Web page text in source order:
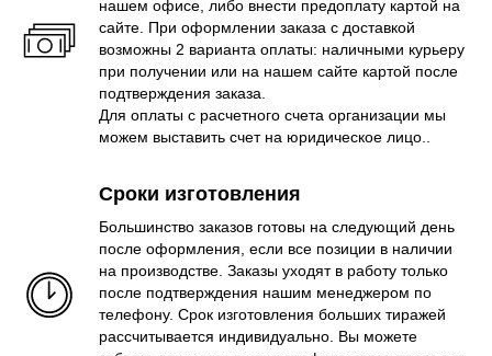
нашем офисе, либо внести предоплату картой на
сайте. При оформлении заказа с доставкой
возможны 2 варианта оплаты: наличными курьеру
при получении или на нашем сайте картой после
подтверждения заказа.
Для оплаты с расчетного счета организации мы
можем выставить счет на юридическое лицо..
Сроки изготовления
Большинство заказов готовы на следующий день
после оформления, если все позиции в наличии
на производстве. Заказы уходят в работу только
после подтверждения нашим менеджером по
телефону. Срок изготовления больших тиражей
рассчитывается индивидуально. Вы можете